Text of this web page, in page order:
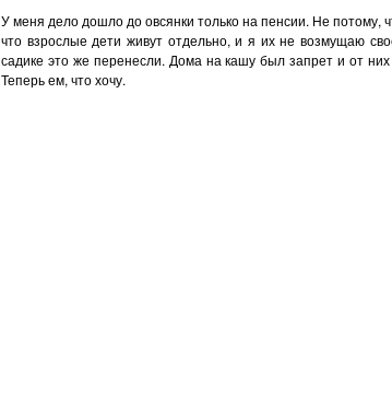
У меня дело дошло до овсянки только на пенсии. Не потому,
что взрослые дети живут отдельно, и я их не возмущаю
садике это же перенесли. Дома на кашу был запрет и от
Теперь ем, что хочу.